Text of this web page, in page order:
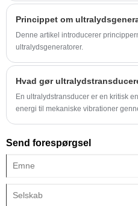
Princippet om
Denne artikel introducerer
ultralydsgeneratorer.
En ultralydstransducer er en kritisk
energi til mekaniske vibrationer
en proces kendt som kavitation.
af en lang række industrier.
Send forespørgsel